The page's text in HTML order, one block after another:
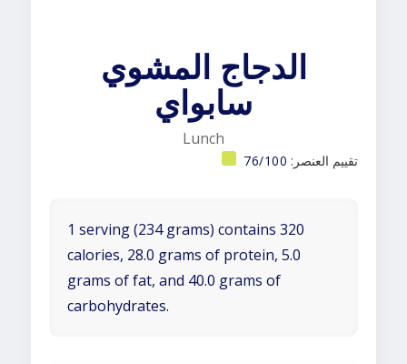
الدجاج المشوي
سابواي
Lunch
تقييم العنصر: 76/100
1 serving (234 grams) contains 320
calories, 28.0 grams of protein, 5.0
grams of fat, and 40.0 grams of
carbohydrates.